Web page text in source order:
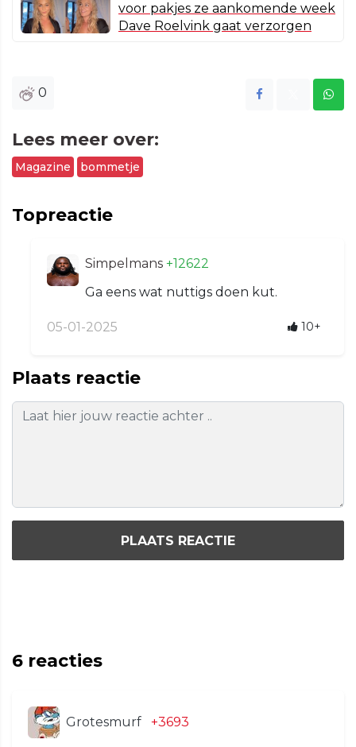
voor pakjes ze aankomende week
Dave Roelvink gaat verzorgen
0
Lees meer over:
Magazine bommetje
Topreactie
Simpelmans +12622
Ga eens wat nuttigs doen kut.
05-01-2025 10+
Plaats reactie
PLAATS REACTIE
6 reacties
Grotesmurf +3693